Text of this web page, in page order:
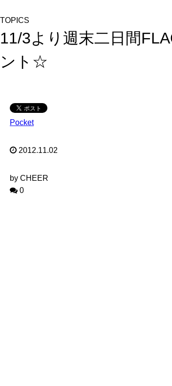
TOPICS
11/3より週末二日間
ント☆
Pocket
2012.11.02
by CHEER
0